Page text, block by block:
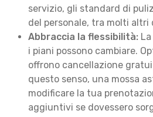
servizio, gli standard di
del personale, tra molti altri
Abbraccia la flessibilità:
i piani possono cambiare.
offrono cancellazione
questo senso, una mossa
modificare la tua
aggiuntivi se dovessero